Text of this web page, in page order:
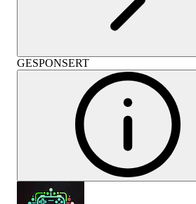
GESPONSERT